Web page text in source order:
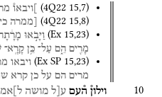
(4Q22 15,7) ]ויבאו֯
(4Q22 15,8) [ממרה כי
(Ex 15,23) וַיָּבֹ֣אוּ
מָרִ֖ים הֵ֑ם עַל־ כֵּ֥ן קָרָֽא־
(Ex SP 15,23) ויבאו
מרים הם על כן קרא
10 וילון֯ ה֯עם ע[ל מושה